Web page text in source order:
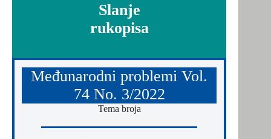
Slanje
rukopisa
Međunarodni problemi Vol.
74 No. 3/2022
Tema broja